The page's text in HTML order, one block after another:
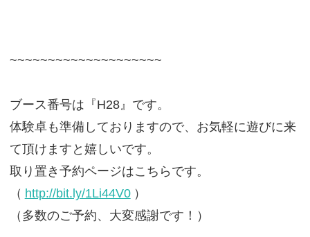
~~~~~~~~~~~~~~~~~~~~
ブース番号は『H28』です。
体験卓も準備しておりますので、お気軽に遊びに来
て頂けますと嬉しいです。
取り置き予約ページはこちらです。
（ http://bit.ly/1Li44V0 ）
（多数のご予約、大変感謝です！）